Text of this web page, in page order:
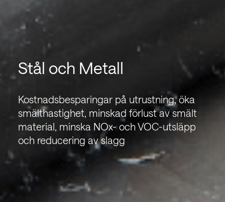
Stål och Metall
Kostnadsbesparingar på utrustning, öka
smälthastighet, minskad förlust av smält
material, minska NOx- och VOC-utsläpp
och reducering av slagg